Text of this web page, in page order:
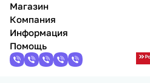
Магазин
Компания
Информация
Помощь